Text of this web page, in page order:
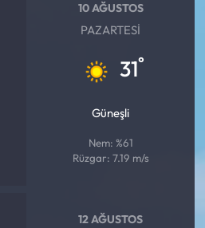
10 AĞUSTOS
PAZARTESI
31°
Güneşli
Nem: %61
Rüzgar: 7.19 m/s
12 AĞUSTOS